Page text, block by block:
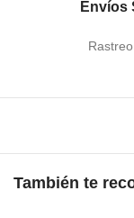
Envíos
También te